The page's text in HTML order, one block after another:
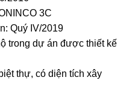
3C
Quý IV/2019
trong dự án được thiết kế
thự, có diện tích xây